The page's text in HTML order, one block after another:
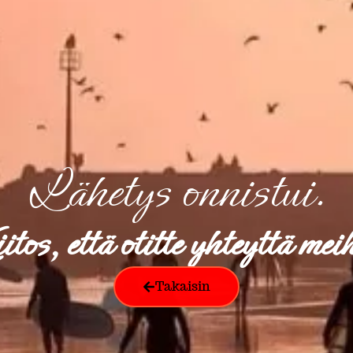
Lähetys onnistui.
että otitte yhteyttä
Takaisin